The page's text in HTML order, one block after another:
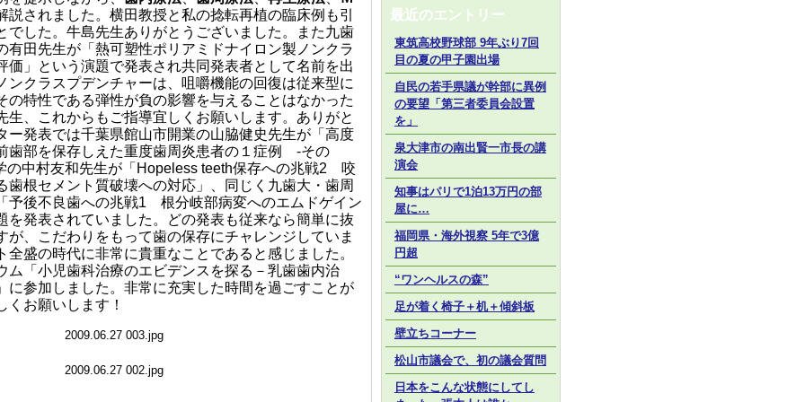
最近のエントリー
東筑高校野球部 9年ぶり7回
目の夏の甲子園出場
自民の若手県議が幹部に異例
の要望「第三者委員会設置
を」
泉大津市の南出賢一市長の講
演会
知事はパリで1泊13万円の部
屋に…
福岡県・海外視察 5年で3億
円超
“ワンヘルスの森”
足が着く椅子＋机＋傾斜板
壁立ちコーナー
松山市議会で、初の議会質問
日本をこんな状態にしてし
説されました。横田教授と私の捻転再植の臨床例も引
でした。牛島先生ありがとうございました。また九歯
有田先生が「熱可塑性ポリアミドナイロン製ノンクラ
価」という演題で発表され共同発表者として名前を出
ンクラスプデンチャーは、咀嚼機能の回復は従来型に
の特性である弾性が負の影響を与えることはなかった
生、これからもご指導宜しくお願いします。ありがと
ー発表では千葉県館山市開業の山脇健史先生が「高度
歯部を保存しえた重度歯周炎患者の１症例 -その
の中村友和先生が「Hopeless teeth保存への兆戦2 咬
歯根セメント質破壊への対応」、同じく九歯大・歯周
予後不良歯への兆戦1 根分岐部病変へのエムドゲイン
を発表されていました。どの発表も従来なら簡単に抜
が、こだわりをもって歯の保存にチャレンジしていま
全盛の時代に非常に貴重なことであると感じました。
ム「小児歯科治療のエビデンスを探る－乳歯歯内治
に参加しました。非常に充実した時間を過ごすことが
くお願いします！